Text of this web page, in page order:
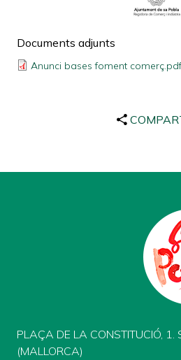
Documents adjunts
Anunci bases foment comerç.pdf
PLAÇA DE LA CONSTITUCIÓ, 1.
(MALLORCA)